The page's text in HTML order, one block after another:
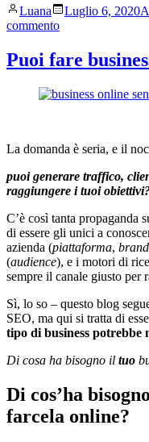
Pubblicato
da
Luana Luglio 6, 2020
commentosu
di
il
link
nei
Guest
Post?
Ma
l’opinione
dei
Webmaster
conta
Puoi fare
La domanda è seria, e il
puoi generare traffico,
raggiungere i tuoi
C’è così tanta propaganda
di essere gli unici a
azienda (piattaforma, brand
(audience), e i motori di
sempre il canale giusto per
Sì, lo so – questo blog
SEO, ma qui si tratta di
tipo di business
Di cosa ha bisogno il tuo
Di cos’ha
farcela online?